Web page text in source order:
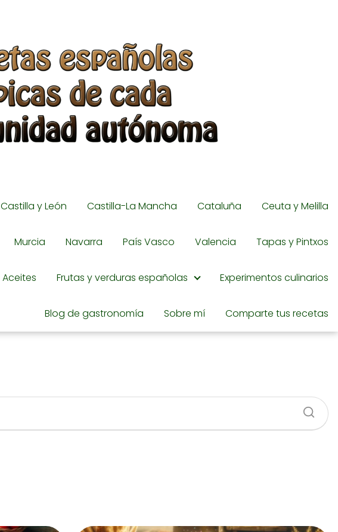
Castilla y León Castilla-La Mancha Cataluña Ceuta y Melilla
Murcia Navarra País Vasco Valencia Tapas y Pintxos
Aceites Frutas y verduras españolas Experimentos culinarios
Blog de gastronomía Sobre mí Comparte tus recetas